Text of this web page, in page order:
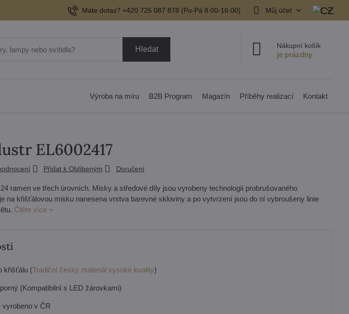
Máte dotaz? +420 725 087 878​ (Po-Pá 8:00-16:00) Můj účet
Hledat Nákupní košík
Výroba na míru B2B Program Magazín Příběhy realizací Kontakt
EL6002417
Přidat k Oblíbeným Doručení
ramen ve třech úrovních. Misky a středové díly jsou vyrobeny technologií probrušovaného
na křišťálovou misku nanesena vrstva barevné skloviny a po vytvrzení jsou do ní vybroušeny linie
Čtěte více
křišťálu (Tradiční český materiál vysoké kvality)
(Kompatibilní s LED žárovkami)
vyrobeno v ČR